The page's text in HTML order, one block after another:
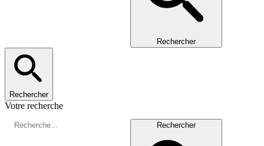
Rechercher
Rechercher
Votre recherche
Rechercher